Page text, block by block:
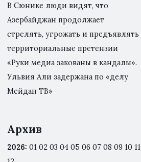
В Сюнике люди видят, что
Азербайджан продолжает
стрелять, угрожать и предъявлять
территориальные претензии
«Руки медиа закованы в кандалы».
Ульвия Али задержана по «делу
Мейдан ТВ»
Архив
2026: 01 02 03 04 05 06 07 08 09 10 11